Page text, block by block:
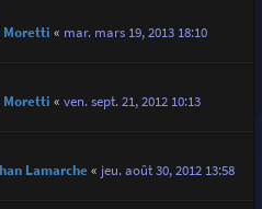
Moretti « mar. mars 19, 2013 18:10
Moretti « ven. sept. 21, 2012 10:13
Lamarche« jeu. août 30, 2012 13:58